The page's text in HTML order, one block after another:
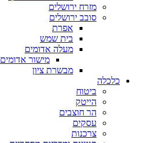
מזרח ירושלים
סובב ירושלים
אפרת
בית שמש
מעלה אדומים
מישור אדומים
מבשרת ציון
כלכלה
ביטוח
הייטק
הר חוצבים
עסקים
צרכנות